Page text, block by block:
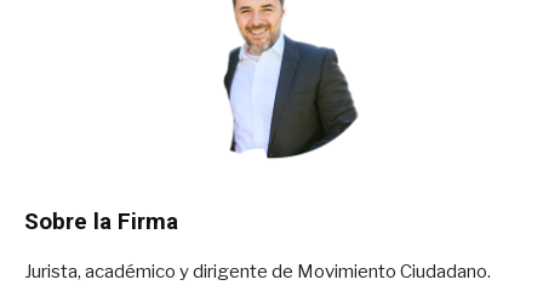
Sobre la Firma
Jurista, académico y dirigente de Movimiento Ciudadano.